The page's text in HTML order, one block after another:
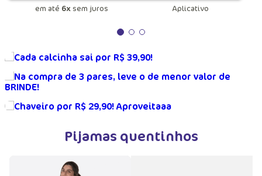
em até 6xsem juros
Aplicativo
Pijamas quentinhos